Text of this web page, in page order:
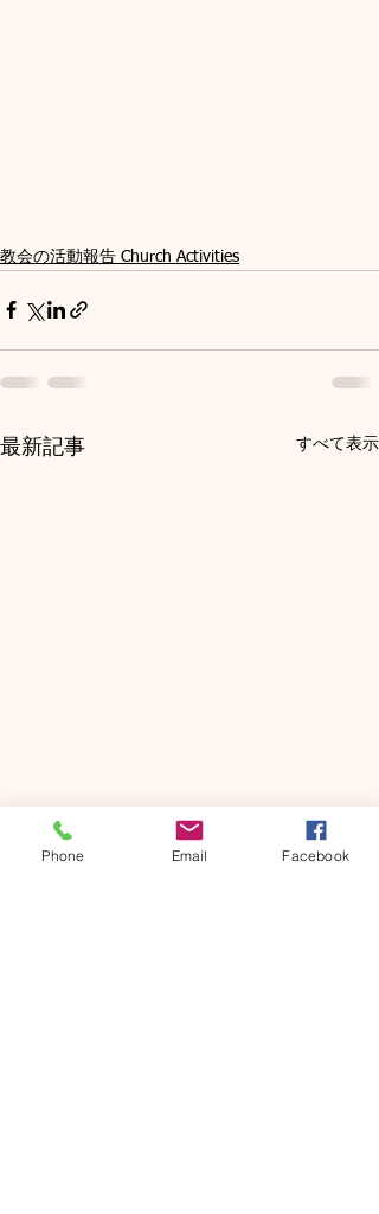
教会の活動報告 Church Activities
最新記事 すべて表示
Phone Email Facebook